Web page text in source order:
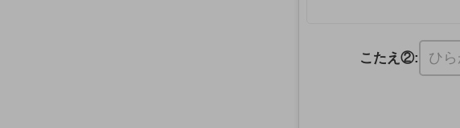
こたえ②: